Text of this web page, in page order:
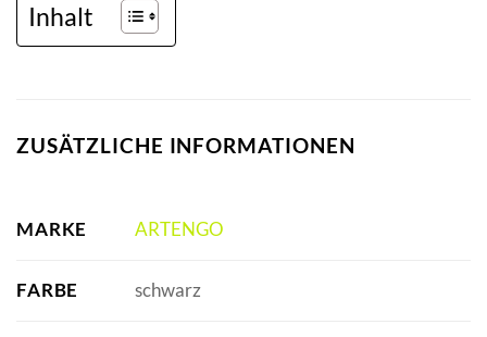
Inhalt
ZUSÄTZLICHE INFORMATIONEN
MARKE ARTENGO
FARBE schwarz